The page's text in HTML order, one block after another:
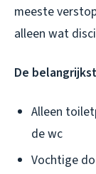
meeste
alleen wat
De
Alleen
de wc
Vochtige